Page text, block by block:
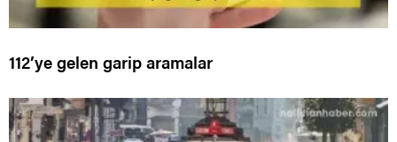
112’ye gelen garip aramalar